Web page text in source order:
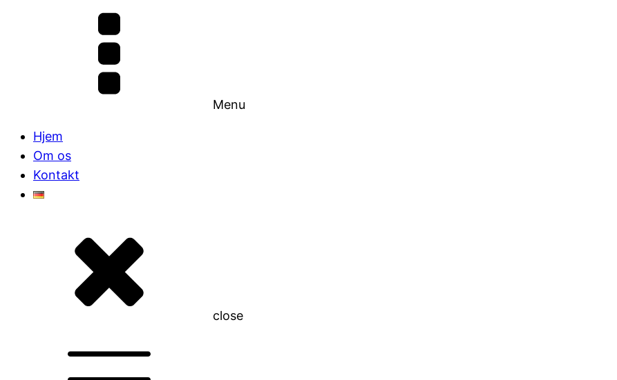
Menu
Hjem
Om os
Kontakt
close